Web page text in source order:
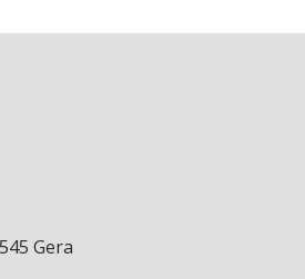
Gera